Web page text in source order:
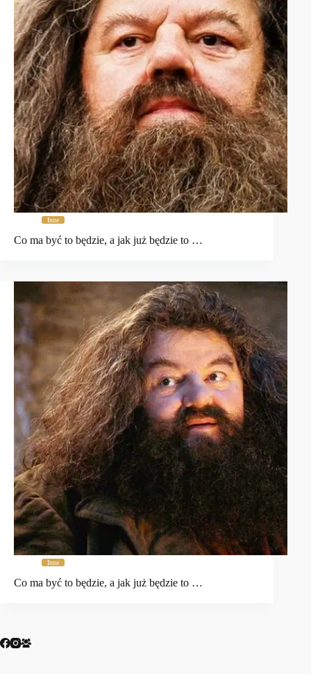
Inne
Co ma być to będzie, a jak już będzie to …
Inne
Co ma być to będzie, a jak już będzie to …